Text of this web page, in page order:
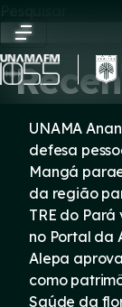
content
Pesquisar
UNAMA
defesa
Mangá
da região
TRE do
no Portal da
Alepa
como
Saúde da